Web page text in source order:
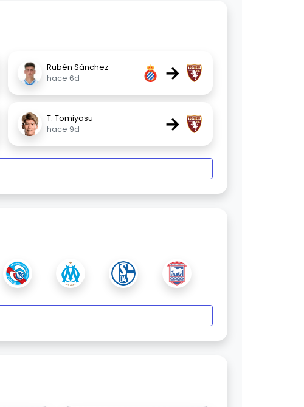
Rubén Sánchez
hace 6d
→
T. Tomiyasu
hace 9d
→